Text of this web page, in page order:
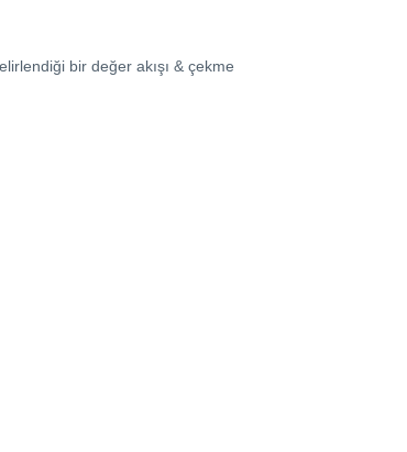
bir değer akışı & çekme